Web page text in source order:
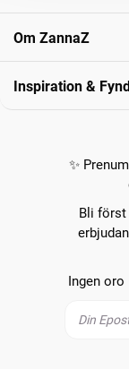
Om ZannaZ
Inspiration &
✨
Bli
Ingen